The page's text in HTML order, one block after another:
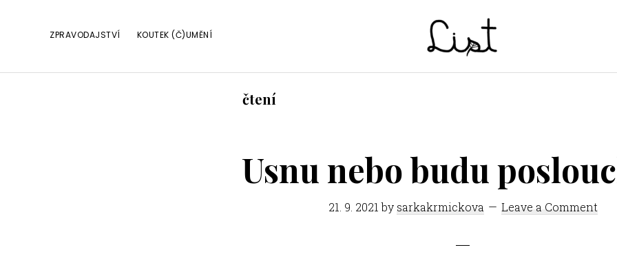
ZPRAVODAJSTVÍ KOUTEK (Č)UMĚNÍ
LIST
Studentský
čtení
Usnu nebo budu
21. 9. 2021 by sarkakrmickova Leave a Comment